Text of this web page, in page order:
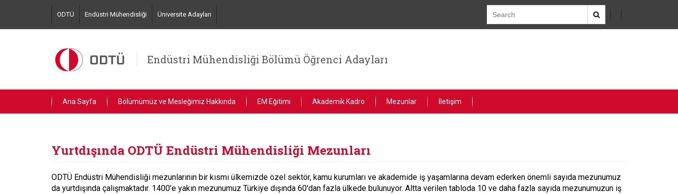
main
ODTÜ Endüstri Mühendisliği Üniversite Adayları
Endüstri Mühendisliği Bölümü Öğrenci Adayları
Ana Sayfa Bölümümüz ve Mesleğimiz Hakkında EM Eğitimi Akademik Kadro Mezunlar İletişim
Yurtdışında ODTÜ Endüstri Mühendisliği Mezunları
ODTÜ Endüstri Mühendisliği mezunlarının bir kısmı ülkemizde özel sektör, kamu kurumları ve akademide iş yaşamlarına devam ederken önemli sayıda mezunumuz
da yurtdışında çalışmaktadır. 1400'e yakın mezunumuz Türkiye dışında 60'dan fazla ülkede bulunuyor. Altta verilen tabloda 10 ve daha fazla sayıda mezunumuzun iş